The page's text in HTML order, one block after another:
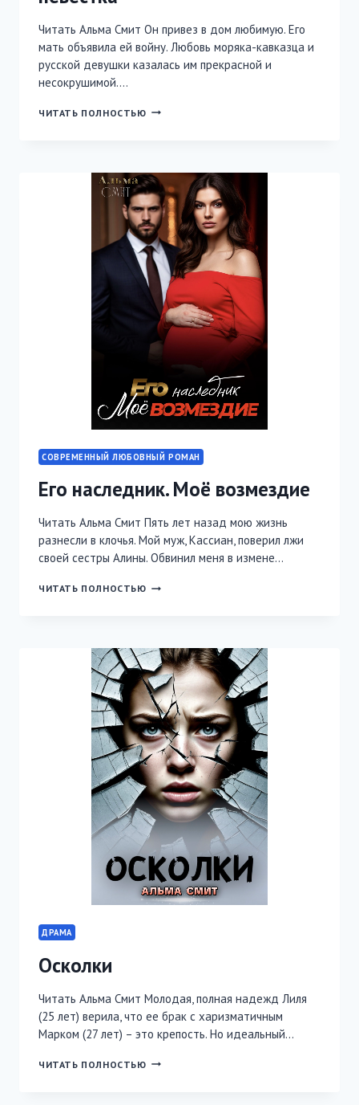
Читать Альма Смит Он привез в дом любимую. Его
мать объявила ей войну. Любовь моряка-кавказца и
русской девушки казалась им прекрасной и
несокрушимой….
ЧИТАТЬ ПОЛНОСТЬЮ МЕСТЬ
СОВРЕМЕННЫЙ ЛЮБОВНЫЙ РОМАН
Его наследник. Моё возмездие
Читать Альма Смит Пять лет назад мою жизнь
разнесли в клочья. Мой муж, Кассиан, поверил лжи
своей сестры Алины. Обвинил меня в измене…
ЧИТАТЬ ПОЛНОСТЬЮ ЕГО
ДРАМА
Осколки
Читать Альма Смит Молодая, полная надежд Лиля
(25 лет) верила, что ее брак с харизматичным
Марком (27 лет) – это крепость. Но идеальный…
ЧИТАТЬ ПОЛНОСТЬЮ ОСКОЛКИ